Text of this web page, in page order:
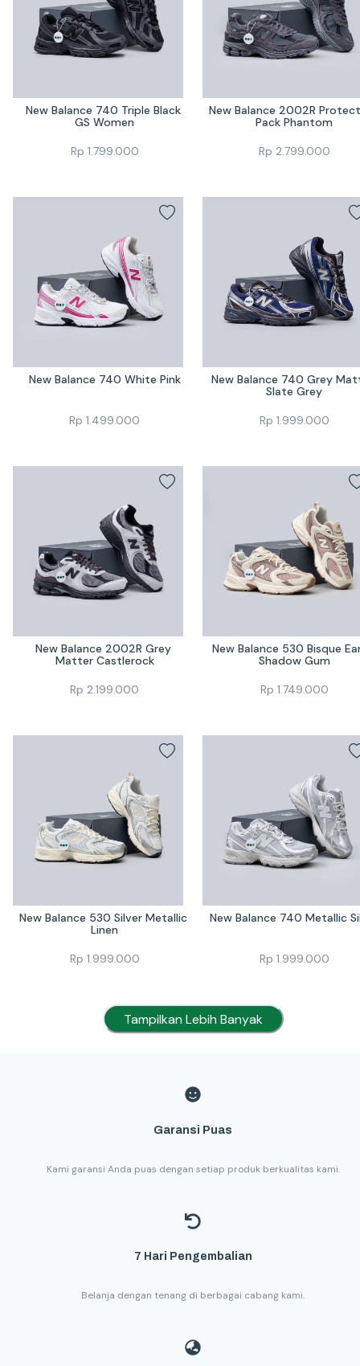
New Balance 740 Triple Black
GS Women
Rp 1.799.000
New Balance 2002R
Pack Phantom
Rp 2.799.000
New Balance 740 White Pink
Rp 1.499.000
New Balance 740 Grey
Slate Grey
Rp 1.999.000
New Balance 2002R Grey
Matter Castlerock
Rp 2.199.000
New Balance 530 Bisque
Shadow Gum
Rp 1.749.000
New Balance 530 Silver Metallic
Linen
Rp 1.999.000
New Balance 740 Metallic
Rp 1.999.000
Tampilkan Lebih Banyak
Garansi Puas
Kami garansi Anda puas dengan setiap produk berkualitas kami.
7 Hari Pengembalian
Belanja dengan tenang di berbagai cabang kami.